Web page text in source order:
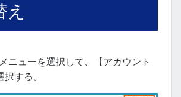
ニューを選択して、【アカウント
する。